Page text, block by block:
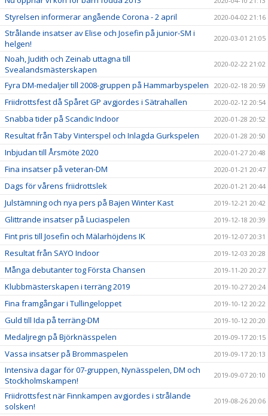
Styrelsen informerar angående Corona - 2 april 2020-04-02 21:16
Strålande insatser av Elise och Josefin på junior-SM i
helgen!
2020-03-01 21:05
Noah, Judith och Zeinab uttagna till
Svealandsmästerskapen
2020-02-22 21:02
Fyra DM-medaljer till 2008-gruppen på Hammarbyspelen 2020-02-18 20:59
Friidrottsfest då Spåret GP avgjordes i Sätrahallen 2020-02-12 20:54
Snabba tider på Scandic Indoor 2020-01-28 20:52
Resultat från Täby Vinterspel och Inlagda Gurkspelen 2020-01-28 20:50
Inbjudan till Årsmöte 2020 2020-01-27 20:48
Fina insatser på veteran-DM 2020-01-21 20:47
Dags för vårens friidrottslek 2020-01-21 20:44
Julstämning och nya pers på Bajen Winter Kast 2019-12-21 20:42
Glittrande insatser på Luciaspelen 2019-12-18 20:39
Fint pris till Josefin och Mälarhöjdens IK 2019-12-07 20:31
Resultat från SAYO Indoor 2019-12-03 20:28
Många debutanter tog Första Chansen 2019-11-20 20:27
Klubbmästerskapen i terräng 2019 2019-10-27 20:24
Fina framgångar i Tullingeloppet 2019-10-12 20:22
Guld till Ida på terräng-DM 2019-10-12 20:20
Medaljregn på Björknässpelen 2019-09-17 20:15
Vassa insatser på Brommaspelen 2019-09-17 20:13
Intensiva dagar för 07-gruppen, Nynässpelen, DM och
Stockholmskampen!
2019-09-07 20:10
Friidrottsfest när Finnkampen avgjordes i strålande
solsken!
2019-08-26 20:06